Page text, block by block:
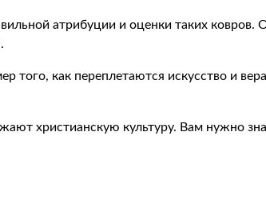
атрибуции и оценки таких
того, как переплетаются искусство и
христианскую культуру. Вам нужно